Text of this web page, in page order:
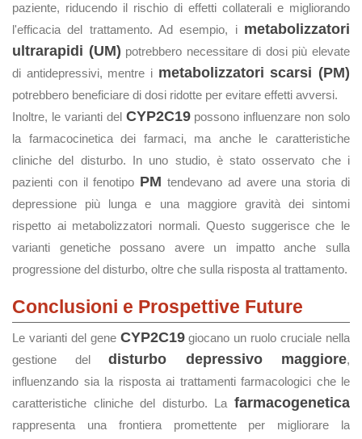
paziente, riducendo il rischio di effetti collaterali e migliorando
l'efficacia del trattamento. Ad esempio, i metabolizzatori
ultrarapidi (UM) potrebbero necessitare di dosi più elevate
di antidepressivi, mentre i metabolizzatori scarsi (PM)
potrebbero beneficiare di dosi ridotte per evitare effetti avversi.
Inoltre, le varianti del CYP2C19possono influenzare non solo
la farmacocinetica dei farmaci, ma anche le caratteristiche
cliniche del disturbo. In uno studio, è stato osservato che i
pazienti con il fenotipo PM tendevano ad avere una storia di
depressione più lunga e una maggiore gravità dei sintomi
rispetto ai metabolizzatori normali. Questo suggerisce che le
varianti genetiche possano avere un impatto anche sulla
progressione del disturbo, oltre che sulla risposta al trattamento.
Conclusioni e Prospettive Future
Le varianti del gene CYP2C19giocano un ruolo cruciale nella
gestione del disturbo depressivo maggiore,
influenzando sia la risposta ai trattamenti farmacologici che le
caratteristiche cliniche del disturbo. La farmacogenetica
rappresenta una frontiera promettente per migliorare la